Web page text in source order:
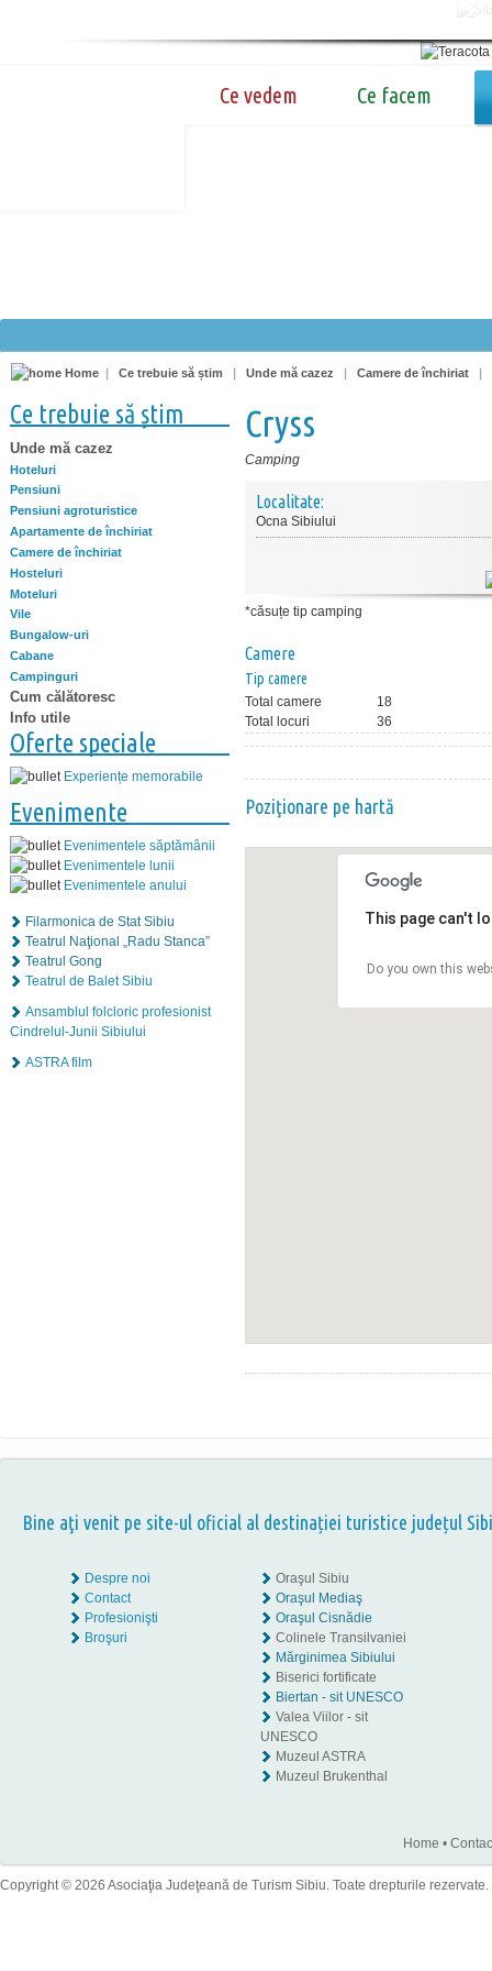
Ce vedem Ce facem
Home | Ce trebuie să știm | Unde mă cazez | Camere de închiriat |
Ce trebuie să știm
Unde mă cazez
Hoteluri
Pensiuni
Pensiuni agroturistice
Apartamente de închiriat
Camere de închiriat
Hosteluri
Moteluri
Vile
Bungalow-uri
Cabane
Campinguri
Cum călătoresc
Info utile
Oferte speciale
Experiențe memorabile
Evenimente
Evenimentele săptămânii
Evenimentele lunii
Evenimentele anului
Filarmonica de Stat Sibiu
Teatrul Naţional „Radu Stanca”
Teatrul Gong
Teatrul de Balet Sibiu
Ansamblul folcloric profesionist
Cindrelul-Junii Sibiului
ASTRA film
Cryss
Camping
Localitate:
Ocna Sibiului
*căsuțe tip camping
Camere
Tip camere
Total camere
18
Total locuri
36
Poziţionare pe hartă
This page can't
Do you own this
Bine aţi venit pe site-ul oficial al destinației turistice județul
Despre noi
Contact
Profesionişti
Broşuri
Oraşul Sibiu
Oraşul Mediaş
Oraşul Cisnădie
Colinele Transilvaniei
Mărginimea Sibiului
Biserici fortificate
Biertan - sit UNESCO
Valea Viilor - sit
UNESCO
Muzeul ASTRA
Muzeul Brukenthal
Home •
Copyright © 2026 Asociaţia Judeţeană de Turism Sibiu. Toate drepturile rezervate.